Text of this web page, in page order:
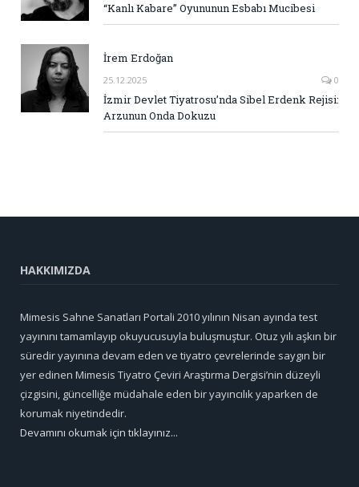
“Kanlı Kabare” Oyununun Esbabı Mucibesi
İrem Erdoğan
25.12.2025 0
İzmir Devlet Tiyatrosu’nda Sibel Erdenk Rejisi:
Arzunun Onda Dokuzu
HAKKIMIZDA
Mimesis Sahne Sanatları Portali 2010 yılının Nisan ayında test
yayınını tamamlayıp okuyucusuyla buluşmuştur. Otuz yılı aşkın bir
süredir yayınına devam eden ve tiyatro çevrelerinde saygın bir
yer edinen Mimesis Tiyatro Çeviri Araştırma Dergisi’nin düzeyli
çizgisini, güncelliğe müdahale eden bir yayıncılık yaparken de
korumak niyetindedir.
Devamını okumak için tıklayınız...